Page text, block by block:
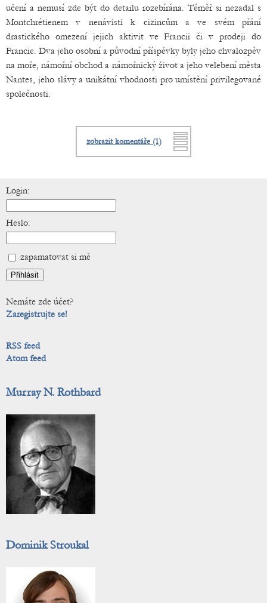
učení a nemusí zde být do detailu rozebírána. Téměř si nezadal s
Montchrétienem v nenávisti k cizincům a ve svém přání
drastického omezení jejich aktivit ve Francii či v prodeji do
Francie. Dva jeho osobní a původní příspěvky byly jeho chvalozpěv
na moře, námořní obchod a námořnický život a jeho velebení města
Nantes, jeho slávy a unikátní vhodnosti pro umístění privilegované
společnosti.
zobrazit komentáře (1)
Login:
Heslo:
zapamatovat si mě
Nemáte zde účet?
Zaregistrujte se!
RSS feed
Atom feed
Murray N. Rothbard
Dominik Stroukal